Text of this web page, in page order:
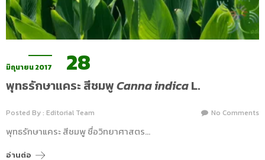
มิถุนายน 2017 28
พุทธรักษาแคระ สีชมพูCanna indicaL.
Posted By : Editorial Team No Comments
พุทธรักษาแคระ สีชมพู ชื่อวิทยาศาสตร…
อ่านต่อ